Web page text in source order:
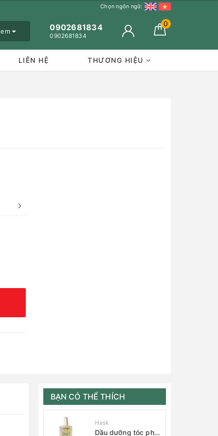
Chọn ngôn ngữ:
0902681834
0902681834
0
LIÊN HỆ THƯƠNG HIỆU
BẠN CÓ THỂ THÍCH
Hask
Dầu dưỡng tóc phục